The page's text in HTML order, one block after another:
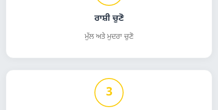
ਰਾਸ਼ੀ ਚੁਣੋ
ਮੁੱਲ ਅਤੇ ਮੁਦਰਾ ਚੁਣੋ
3